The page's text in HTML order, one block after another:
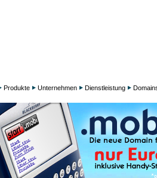
Produkte Unternehmen Dienstleistung